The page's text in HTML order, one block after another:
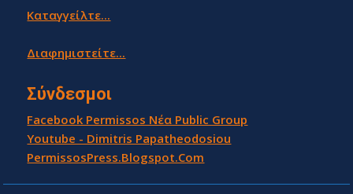
Καταγγείλτε...
Διαφημιστείτε...
Σύνδεσμοι
Facebook Permissos Νέα Public Group
Youtube - Dimitris Papatheodosiou
PermissosPress.Blogspot.Com